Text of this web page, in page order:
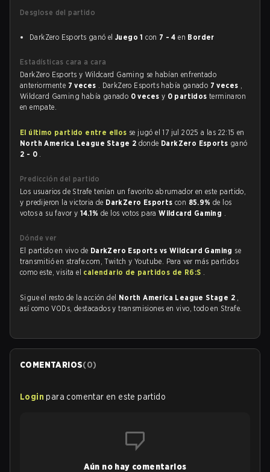
Desglose del partido
DarkZero Esports ganó el Juego 1 con 7 - 4 en Border
Estadísticas cara a cara
DarkZero Esports y Wildcard Gaming se habían enfrentado
anteriormente 7 veces . DarkZero Esports había ganado 7 veces ,
Wildcard Gaming había ganado 0 veces y 0 partidosterminaron
en empate.
El último partido entre ellos se jugó el 17 jul 2025 a las 22:15 en
North America League Stage 2 donde DarkZero Esports ganó
2 - 0 .
Predicción del partido
Los usuarios de Strafe tenían un favorito abrumador en este partido,
y predijeron la victoria de DarkZero Esportscon 85.9%de los
votos a su favor y 14.1%de los votos paraWildcard Gaming .
Dónde ver
El partido en vivo de DarkZero Esports vs Wildcard Gaming se
transmitió en strafe.com, Twitch y Youtube. Para ver más partidos
como este, visita el calendario de partidos de R6:S .
Sigue el resto de la acción del North America League Stage 2 ,
así como VODs, destacados y transmisiones en vivo, todo en Strafe.
COMENTARIOS(0)
Login para comentar en este partido
Aún no hay comentarios